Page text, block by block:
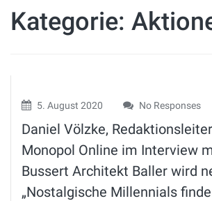
Kategorie:
5. August 2020 No Responses
Daniel Völzke,
Monopol Online im Interview
Bussert Architekt Baller wird
„Nostalgische Millennials